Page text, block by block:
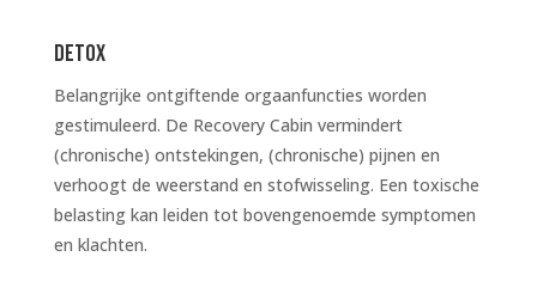
DETOX
Belangrijke ontgiftende orgaanfuncties worden
gestimuleerd. De Recovery Cabin vermindert
(chronische) ontstekingen, (chronische) pijnen en
verhoogt de weerstand en stofwisseling. Een toxische
belasting kan leiden tot bovengenoemde symptomen
en klachten.